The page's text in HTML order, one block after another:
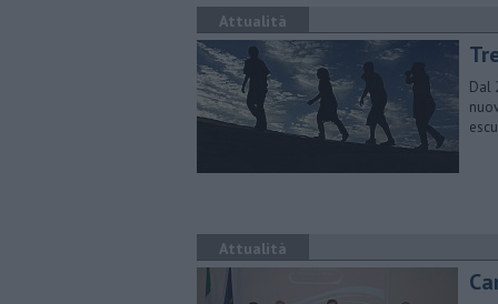
Attualità
Dal
Attualità